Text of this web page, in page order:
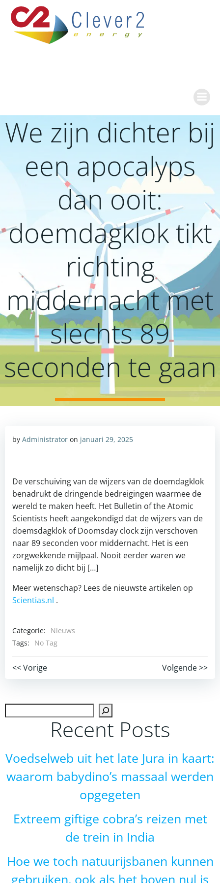
naar
de
inhoud
We zijn dichter bij
een apocalyps
dan ooit:
doemdagklok tikt
richting
middernacht met
slechts 89
seconden te gaan
by Administrator on januari 29, 2025
De verschuiving van de wijzers van de doemdagklok
benadrukt de dringende bedreigingen waarmee de
wereld te maken heeft. Het Bulletin of the Atomic
Scientists heeft aangekondigd dat de wijzers van de
doemsdagklok of Doomsday clock zijn verschoven
naar 89 seconden voor middernacht. Het is een
zorgwekkende mijlpaal. Nooit eerder waren we
namelijk zo dicht bij […]
Meer wetenschap? Lees de nieuwste artikelen op
Scientias.nl .
Categorie:
Nieuws
Tags:
No Tag
Post
navigation
<< Vorige
Post
navigation
Volgende >>
Recent Posts
Voedselweb uit het late Jura in kaart:
waarom babydino’s massaal werden
opgegeten
Extreem giftige cobra’s reizen met
de trein in India
Hoe we toch natuurijsbanen kunnen
gebruiken, ook als het boven nul is